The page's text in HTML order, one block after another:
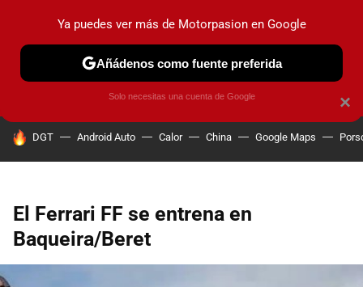
PRUEBAS COCHES ELÉCTRICOS OBSERVATORIO
HOY SE HABLA DE
DGT Android Auto Calor China Google Maps
El Ferrari FF se entrena en
Baqueira/Beret
×
Ya puedes ver más de Motorpasion en Google
Añádenos como fuente preferida
Solo necesitas una cuenta de Google